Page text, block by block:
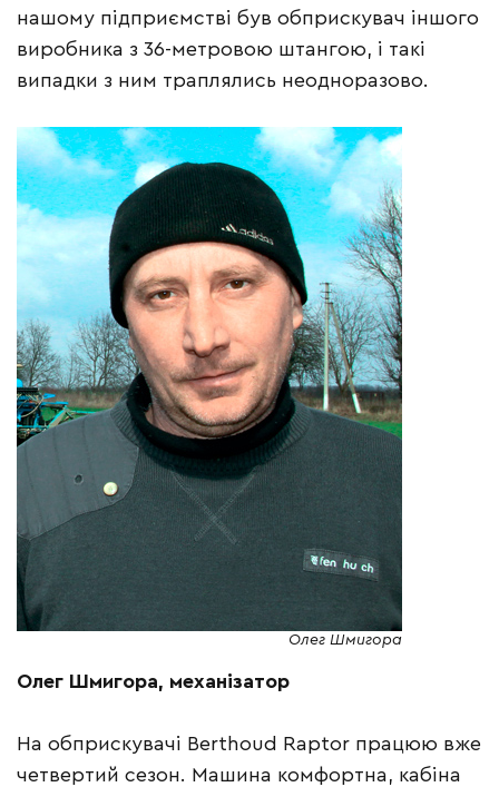
нашому підприємстві був обприскувач іншого
виробника з 36-метровою штангою, і такі
випадки з ним траплялись неодноразово.
Олег Шмигора
Олег Шмигора, механізатор
На обприскувачі Berthoud Raptor працюю вже
четвертий сезон. Машина комфортна, кабіна